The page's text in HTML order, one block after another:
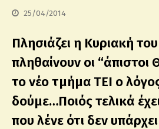
25/04/2014
Πλησιάζει η Κυριακή
πληθαίνουν οι “άπιστοι
το νέο τμήμα ΤΕΙ ο
δούμε…Ποιός τελικά
που λένε ότι δεν